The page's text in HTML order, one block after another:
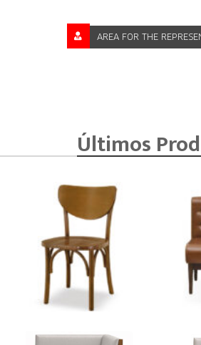
AREA FOR THE
Últimos